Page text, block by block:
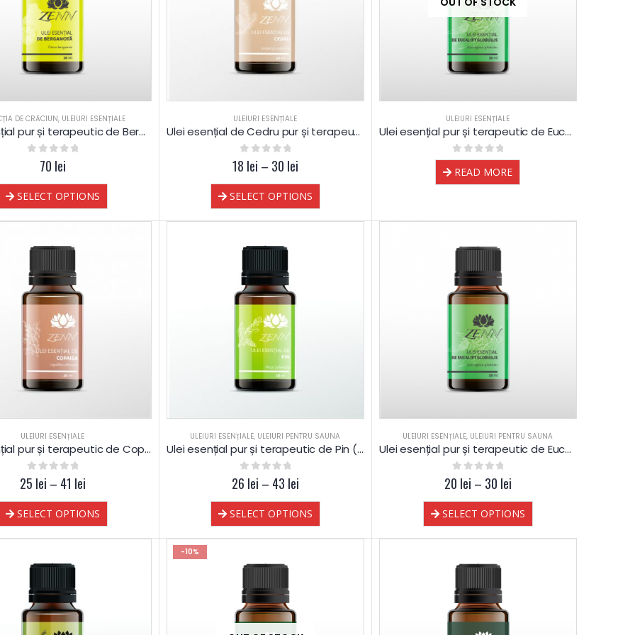
DE CRĂCIUN, ULEIURI ESENȚIALE
Ulei esențial pur și terapeutic de Bergamotă
out of 5
70 lei
SELECT OPTIONS
ULEIURI ESENȚIALE
Ulei esențial de Cedru pur și terapeutic
0 out of 5
18 lei – 30 lei
SELECT OPTIONS
ULEIURI ESENȚIALE
Ulei esențial pur și terapeutic de Eucalipt globulus – lichidare
0out of 5
READ MORE
ULEIURI ESENȚIALE
Ulei esențial pur și terapeutic de Copaiba Balsam
0 out of 5
25 lei – 41 lei
SELECT OPTIONS
ULEIURI ESENȚIALE, ULEIURI PENTRU SAUNA
Ulei esențial pur și terapeutic de Pin (Pin Silvestru)
0 out of 5
26 lei – 43 lei
SELECT OPTIONS
ULEIURI ESENȚIALE, ULEIURI PENTRU SAUNA
Ulei esențial pur și terapeutic de Eucalipt globulus 60% cineole
0 out of 5
20 lei – 30 lei
SELECT OPTIONS
-10%